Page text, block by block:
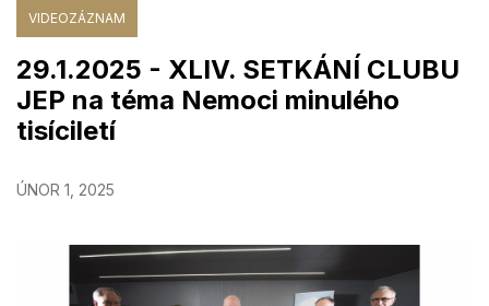
VIDEOZÁZNAM
29.1.2025 - XLIV. SETKÁNÍ CLUBU
JEP na téma Nemoci minulého
tisíciletí
ÚNOR 1, 2025